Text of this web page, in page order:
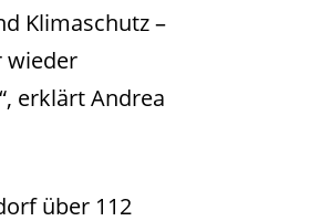
Klimaschutz –
wieder
erklärt Andrea
über 112